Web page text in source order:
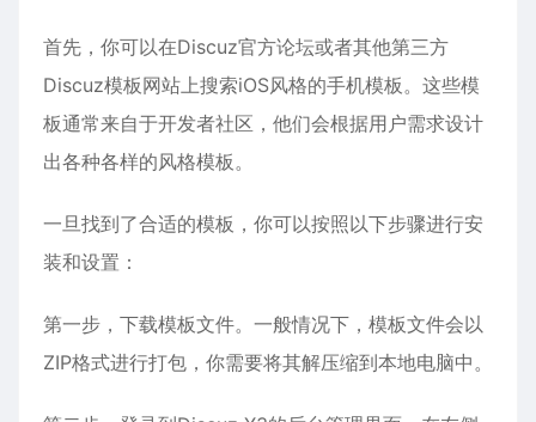
首先，你可以在Discuz官方论坛或者其他第三方
Discuz模板网站上搜索iOS风格的手机模板。这些模
板通常来自于开发者社区，他们会根据用户需求设计
出各种各样的风格模板。
一旦找到了合适的模板，你可以按照以下步骤进行安
装和设置：
第一步，下载模板文件。一般情况下，模板文件会以
ZIP格式进行打包，你需要将其解压缩到本地电脑中。